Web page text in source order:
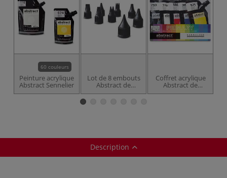
60 couleurs
Peinture acrylique
Abstract Sennelier
Lot de 8 embouts
Abstract de
Sennelier
Coffret acrylique
Abstract de
Sennelier
Description